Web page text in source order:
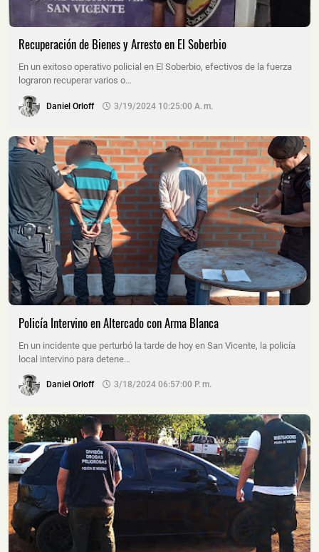
Recuperación de Bienes y Arresto en El Soberbio
En un exitoso operativo policial en El Soberbio, efectivos de la fuerza
lograron recuperar varios o…
Daniel Orloff 3/19/2024 10:25:00 A. M.
Policía Intervino en Altercado con Arma Blanca
En un incidente que perturbó la tarde de hoy en San Vicente, la policía
local intervino para detene…
Daniel Orloff 3/18/2024 06:57:00 P. M.